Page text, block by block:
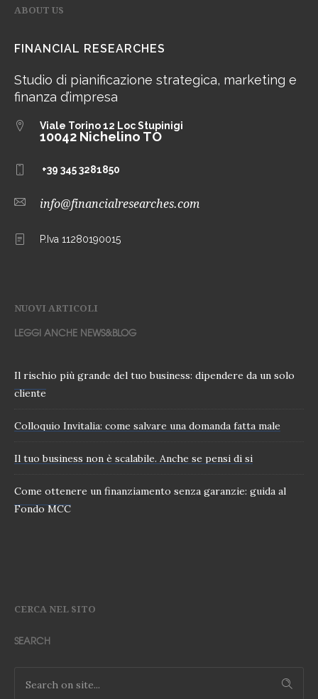
ABOUT US
FINANCIAL RESEARCHES
Studio di pianificazione strategica, marketing e
finanza d’impresa
Viale Torino 12 Loc Stupinigi
10042 Nichelino TO
+39 345 3281850
info@financialresearches.com
P.Iva 11280190015
NUOVI ARTICOLI
LEGGI ANCHE NEWS&BLOG
Il rischio più grande del tuo business: dipendere da un solo
cliente
Colloquio Invitalia: come salvare una domanda fatta male
Il tuo business non è scalabile. Anche se pensi di si
Come ottenere un finanziamento senza garanzie: guida al
Fondo MCC
CERCA NEL SITO
SEARCH